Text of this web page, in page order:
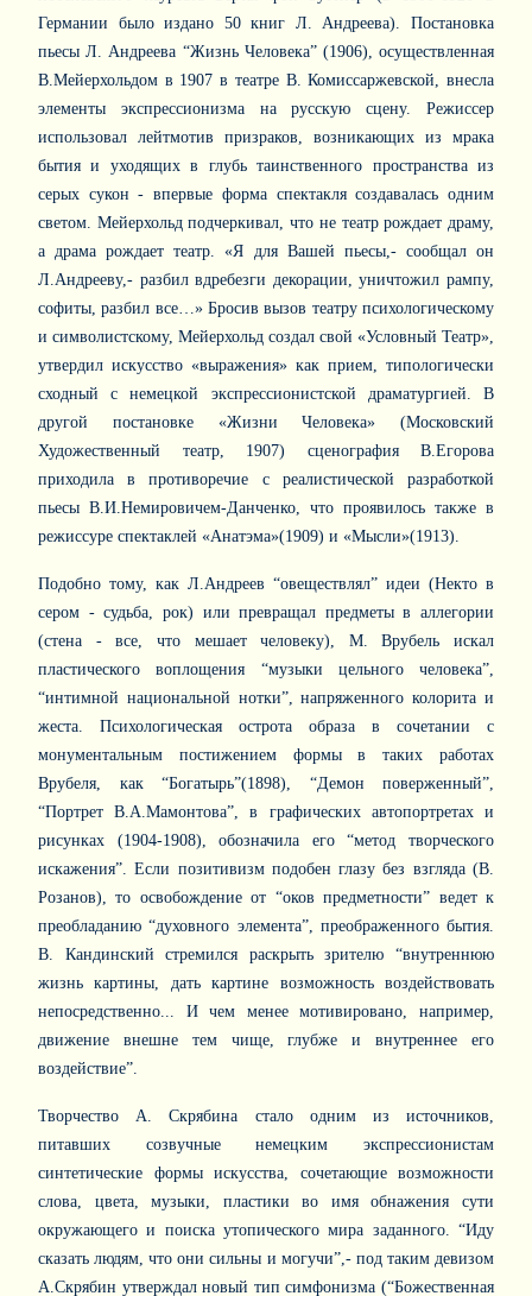
Германии было издано 50 книг Л. Андреева). Постановка
пьесы Л. Андреева “Жизнь Человека” (1906), осуществленная
В.Мейерхольдом в 1907 в театре В. Комиссаржевской, внесла
элементы экспрессионизма на русскую сцену. Режиссер
использовал лейтмотив призраков, возникающих из мрака
бытия и уходящих в глубь таинственного пространства из
серых сукон - впервые форма спектакля создавалась одним
светом. Мейерхольд подчеркивал, что не театр рождает драму,
а драма рождает театр. «Я для Вашей пьесы,- сообщал он
Л.Андрееву,- разбил вдребезги декорации, уничтожил рампу,
софиты, разбил все…» Бросив вызов театру психологическому
и символистскому, Мейерхольд создал свой «Условный Театр»,
утвердил искусство «выражения» как прием, типологически
сходный с немецкой экспрессионистской драматургией. В
другой постановке «Жизни Человека» (Московский
Художественный театр, 1907) сценография В.Егорова
приходила в противоречие с реалистической разработкой
пьесы В.И.Немировичем-Данченко, что проявилось также в
режиссуре спектаклей «Анатэма»(1909) и «Мысли»(1913).
Подобно тому, как Л.Андреев “овеществлял” идеи (Некто в
сером - судьба, рок) или превращал предметы в аллегории
(стена - все, что мешает человеку), М. Врубель искал
пластического воплощения “музыки цельного человека”,
“интимной национальной нотки”, напряженного колорита и
жеста. Психологическая острота образа в сочетании с
монументальным постижением формы в таких работах
Врубеля, как “Богатырь”(1898), “Демон поверженный”,
“Портрет В.А.Мамонтова”, в графических автопортретах и
рисунках (1904-1908), обозначила его “метод творческого
искажения”. Если позитивизм подобен глазу без взгляда (В.
Розанов), то освобождение от “оков предметности” ведет к
преобладанию “духовного элемента”, преображенного бытия.
В. Кандинский стремился раскрыть зрителю “внутреннюю
жизнь картины, дать картине возможность воздействовать
непосредственно... И чем менее мотивировано, например,
движение внешне тем чище, глубже и внутреннее его
воздействие”.
Творчество А. Скрябина стало одним из источников,
питавших созвучные немецким экспрессионистам
синтетические формы искусства, сочетающие возможности
слова, цвета, музыки, пластики во имя обнажения сути
окружающего и поиска утопического мира заданного. “Иду
сказать людям, что они сильны и могучи”,- под таким девизом
А.Скрябин утверждал новый тип симфонизма (“Божественная